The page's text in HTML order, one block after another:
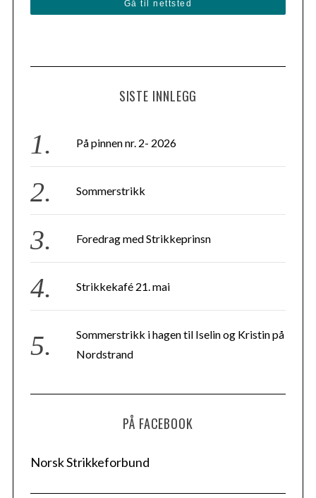
Gå til nettsted
SISTE INNLEGG
På pinnen nr. 2- 2026
Sommerstrikk
Foredrag med Strikkeprinsn
Strikkekafé 21. mai
Sommerstrikk i hagen til Iselin og Kristin på
Nordstrand
PÅ FACEBOOK
Norsk Strikkeforbund